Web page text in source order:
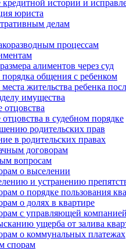
кредитной истории и
юриста
делам
процессам
алиментов через суд
общения с ребенком
жительства ребенка
имущества
отцовства
в судебном порядке
родительских прав
в родительских правах
договорам
вопросам
о выселении
и устранению
о порядке пользования
о долях в квартире
с управляющей компанией
ущерба от залива
о коммунальных платежах
спорам